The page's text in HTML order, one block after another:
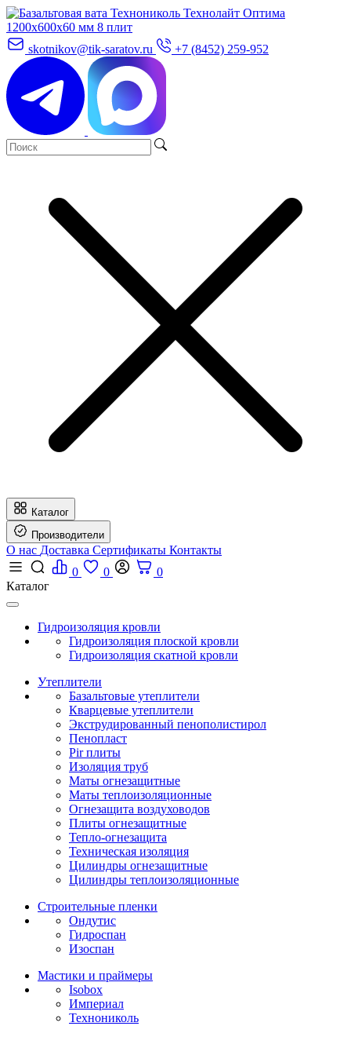
skotnikov@tik-saratov.ru +7 (8452) 259-952
Каталог
Производители
О нас Доставка Сертификаты Контакты
0
0
0
Каталог
Гидроизоляция кровли
Гидроизоляция плоской кровли
Гидроизоляция скатной кровли
Утеплители
Базальтовые утеплители
Кварцевые утеплители
Экструдированный пенополистирол
Пенопласт
Pir плиты
Изоляция труб
Маты огнезащитные
Маты теплоизоляционные
Огнезащита воздуховодов
Плиты огнезащитные
Тепло-огнезащита
Техническая изоляция
Цилиндры огнезащитные
Цилиндры теплоизоляционные
Строительные пленки
Ондутис
Гидроспан
Изоспан
Мастики и праймеры
Isobox
Империал
Технониколь